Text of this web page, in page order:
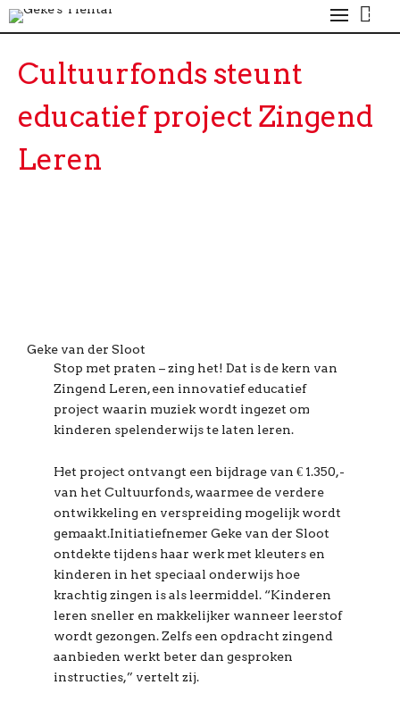
0
Cultuurfonds steunt
educatief project Zingend
Leren
Geke van der Sloot
Stop met praten – zing het! Dat is de kern van
Zingend Leren, een innovatief educatief
project waarin muziek wordt ingezet om
kinderen spelenderwijs te laten leren.
Het project ontvangt een bijdrage van € 1.350,-
van het Cultuurfonds, waarmee de verdere
ontwikkeling en verspreiding mogelijk wordt
gemaakt.Initiatiefnemer Geke van der Sloot
ontdekte tijdens haar werk met kleuters en
kinderen in het speciaal onderwijs hoe
krachtig zingen is als leermiddel. “Kinderen
leren sneller en makkelijker wanneer leerstof
wordt gezongen. Zelfs een opdracht zingend
aanbieden werkt beter dan gesproken
instructies,” vertelt zij.